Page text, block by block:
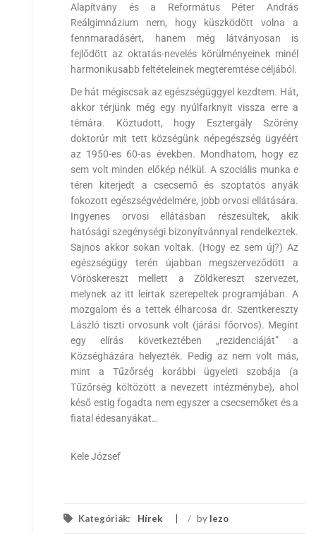
Alapítvány és a Református Péter András
Reálgimnázium nem, hogy küszködött volna a
fennmaradásért, hanem még látványosan is
fejlődött az oktatás-nevelés körülményeinek minél
harmonikusabb feltételeinek megteremtése céljából.
De hát mégiscsak az egészségüggyel kezdtem. Hát,
akkor térjünk még egy nyúlfarknyit vissza erre a
témára. Köztudott, hogy Esztergály Szörény
doktorúr mit tett községünk népegészség ügyéért
az 1950-es 60-as években. Mondhatom, hogy ez
sem volt minden előkép nélkül. A szociális munka e
téren kiterjedt a csecsemő és szoptatós anyák
fokozott egészségvédelmére, jobb orvosi ellátására.
Ingyenes orvosi ellátásban részesültek, akik
hatósági szegénységi bizonyítvánnyal rendelkeztek.
Sajnos akkor sokan voltak. (Hogy ez sem új?) Az
egészségügy terén újabban megszerveződött a
Vöröskereszt mellett a Zöldkereszt szervezet,
melynek az itt leírtak szerepeltek programjában. A
mozgalom és a tettek élharcosa dr. Szentkereszty
László tiszti orvosunk volt (járási főorvos). Megint
egy elírás következtében „rezidenciáját” a
Községházára helyezték. Pedig az nem volt más,
mint a Tűzőrség korábbi ügyeleti szobája (a
Tűzőrség költözött a nevezett intézménybe), ahol
késő estig fogadta nem egyszer a csecsemőket és a
fiatal édesanyákat…
Kele József
Kategóriák: Hírek / by lezo